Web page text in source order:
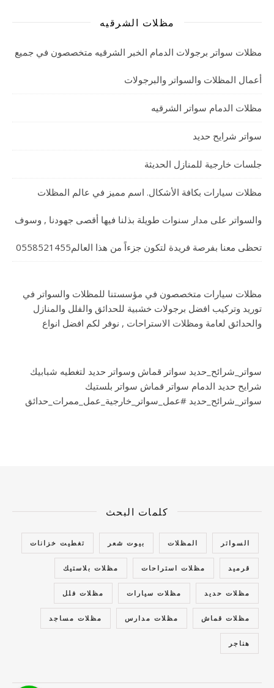
مظلات الشرقيه
مظلات سواتر برجولات الدمام الخبر الشرقيه متخصصون في جميع
أعمال المظلات والسواتر والبرجولات
مظلات الدمام سواتر الشرقيه
سواتر شرايح حديد
جلسات خارجية للمنازل الحديثة
مظلات سيارات بكافة الأشكال. اسم مميز في عالم المظلات
والسواتر على مدار سنوات طويلة بذلنا فيها أقصى جهودنا , وسوف
تحظى معنا بفرصة فريدة لتكون جزءاً من هذا العالم0558521455
مظلات سيارات متخصصون في مؤسستنا للمظلات والسواتر في
توريد وتركيب افضل برجولات خشبية للحدائق والفلل والمنازل
والحدائق لعامة ومظلات الاستراحات , نوفر لكم افضل انواع
سواتر_شرائح_حديد سواتر قماش وسواتر حديد لتغطيه شبابيك
شرايح حديد الدمام سواتر قماش سواتر بلستيك
سواتر_شرائح_حديد #عمل_سواتر_خارجية_عمل_ممرات_حدائق
كلمات البحث
السواتر المظلات بيوت شعر تغطيت خزانات
قرميد مظلات استراحات مظلات بلاستيك
مظلات حديد مظلات سيارات مظلات فلل
مظلات قماش مظلات مدارس مظلات مساجد
هناجر